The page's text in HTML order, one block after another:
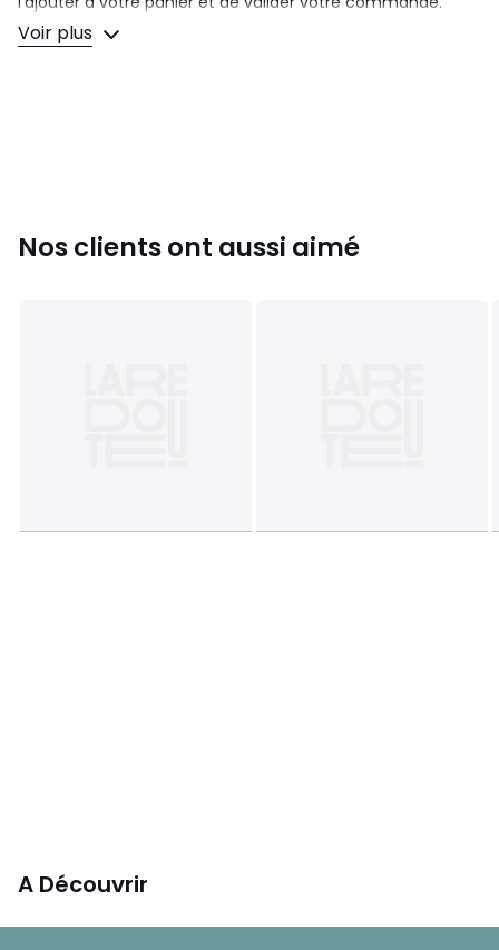
Couleurs
Voir plus
Nos clients ont aussi aimé
A Découvrir